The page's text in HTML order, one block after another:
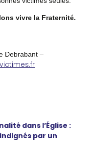
vivre la Fraternité.
Debrabant –
dans l’Église :
par un